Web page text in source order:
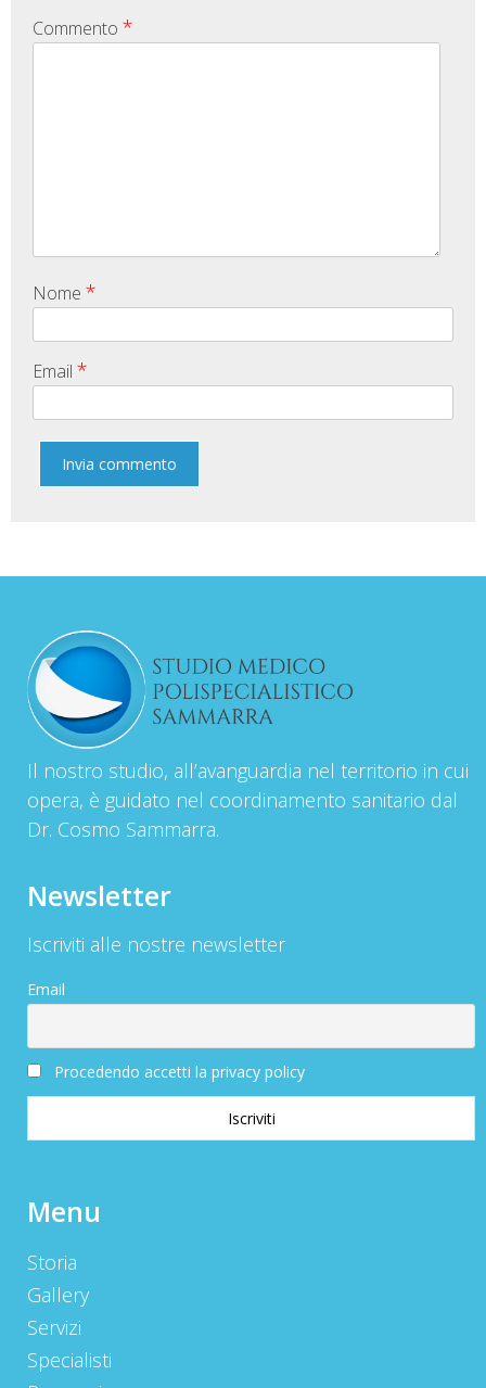
Commento *
Nome *
Email *
Il nostro studio, all’avanguardia nel territorio in cui
opera, è guidato nel coordinamento sanitario dal
Dr. Cosmo Sammarra.
Newsletter
Iscriviti alle nostre newsletter
Email
Procedendo accetti la privacy policy
Menu
Storia
Gallery
Servizi
Specialisti